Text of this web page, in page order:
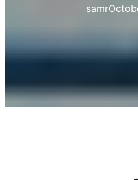
samr